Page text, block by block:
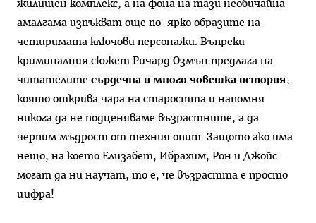
жилищен комплекс, а на фона на тази необичайна
амалгама изпъкват още по-ярко образите на
четиримата ключови персонажи. Въпреки
криминалния сюжет Ричард Озмън предлага на
читателите сърдечна и много човешка история,
която открива чара на старостта и напомня
никога да не подценяваме възрастните, а да
черпим мъдрост от техния опит. Защото ако има
нещо, на което Елизабет, Ибрахим, Рон и Джойс
могат да ни научат, то е, че възрастта е просто
цифра!